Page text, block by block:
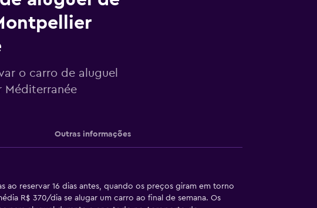
o carro de aluguel
Outras informações
reservar 16 dias antes, quando os preços giram em torno
R$ 370/dia se alugar um carro ao final de semana. Os